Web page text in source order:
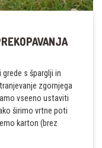
s šparglji in
zgornjega
vseeno ustaviti
širimo vrtne poti
karton (brez